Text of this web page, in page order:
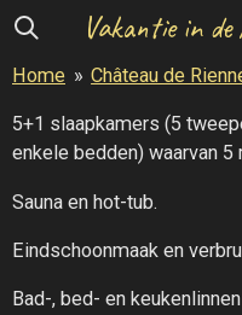
Ga
naar
de
hoofdinhoud
Vakantie in
Home » Château de
5+1 slaapkamers (5
enkele bedden) waarvan
Sauna en hot-tub.
Eindschoonmaak en
Bad-, bed- en